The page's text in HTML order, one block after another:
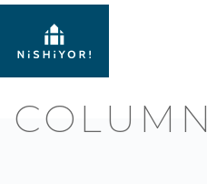
COLUMN